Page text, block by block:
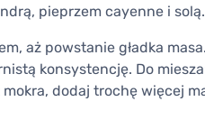
pieprzem cayenne i solą.
aż powstanie gładka
konsystencję. Do
dodaj trochę więcej